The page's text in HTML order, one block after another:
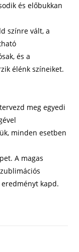
és előbukkan
színre vált, a
és a
élénk színeiket.
meg egyedi
minden esetben
A magas
kapd.